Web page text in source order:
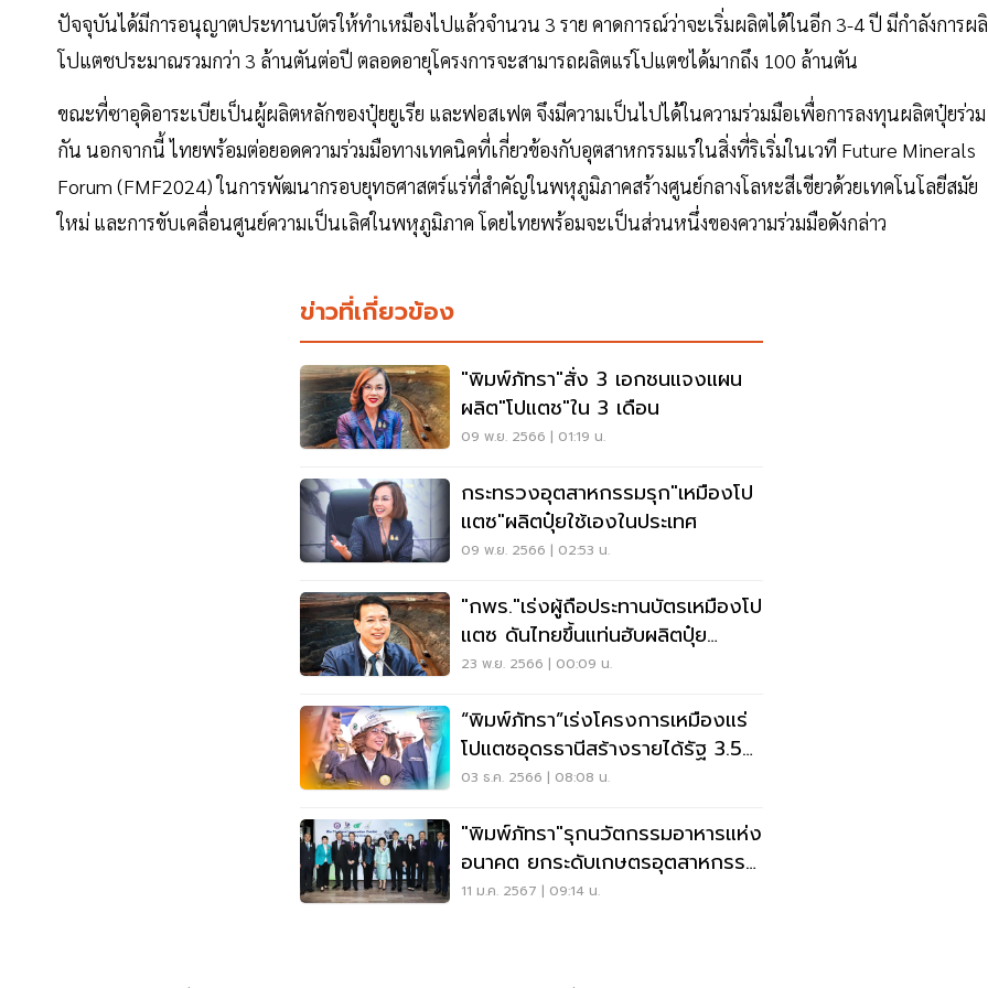
ปัจจุบันได้มีการอนุญาตประทานบัตรให้ทำเหมืองไปแล้วจำนวน 3 ราย คาดการณ์ว่าจะเริ่มผลิตได้ในอีก 3-4 ปี มีกำลังการผ
โปแตชประมาณรวมกว่า 3 ล้านตันต่อปี ตลอดอายุโครงการจะสามารถผลิตแร่โปแตชได้มากถึง 100 ล้านตัน
ขณะที่ซาอุดิอาระเบียเป็นผู้ผลิตหลักของปุ๋ยยูเรีย และฟอสเฟต จึงมีความเป็นไปได้ในความร่วมมือเพื่อการลงทุนผลิตปุ๋ยร่วม
กัน นอกจากนี้ ไทยพร้อมต่อยอดความร่วมมือทางเทคนิคที่เกี่ยวข้องกับอุตสาหกรรมแร่ในสิ่งที่ริเริ่มในเวที Future Minerals
Forum (FMF2024) ในการพัฒนากรอบยุทธศาสตร์แร่ที่สำคัญในพหุภูมิภาคสร้างศูนย์กลางโลหะสีเขียวด้วยเทคโนโลยีสมัย
ใหม่ และการขับเคลื่อนศูนย์ความเป็นเลิศในพหุภูมิภาค โดยไทยพร้อมจะเป็นส่วนหนึ่งของความร่วมมือดังกล่าว
ข่าวที่เกี่ยวข้อง
"พิมพ์ภัทรา"สั่ง 3 เอกชนแจงแผน
ผลิต"โปแตช"ใน 3 เดือน
09 พ.ย. 2566 | 01:19 น.
กระทรวงอุตสาหกรรมรุก"เหมืองโป
แตซ"ผลิตปุ๋ยใช้เองในประเทศ
09 พ.ย. 2566 | 02:53 น.
"กพร."เร่งผู้ถือประทานบัตรเหมืองโป
แตซ ดันไทยขึ้นแท่นฮับผลิตปุ๋ย
อาเซียน
23 พ.ย. 2566 | 00:09 น.
“พิมพ์ภัทรา”เร่งโครงการเหมืองแร่
โปแตซอุดรธานีสร้างรายได้รัฐ 3.5
หมื่นล.
03 ธ.ค. 2566 | 08:08 น.
"พิมพ์ภัทรา"รุกนวัตกรรมอาหารแห่ง
อนาคต ยกระดับเกษตรอุตสาหกรรม
แปรรูป
11 ม.ค. 2567 | 09:14 น.